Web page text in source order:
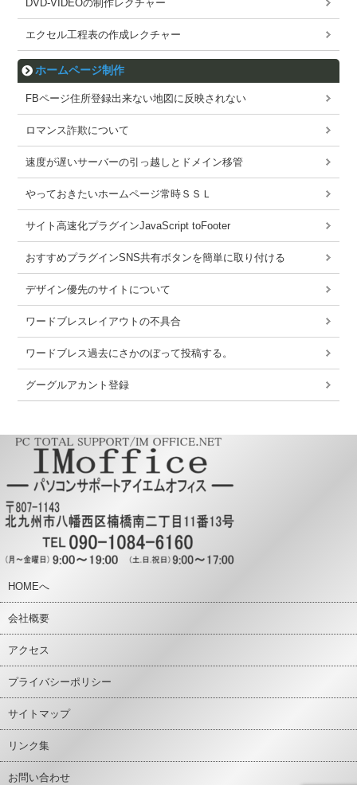
DVD-VIDEOの制作レクチャー
エクセル工程表の作成レクチャー
ホームページ制作
FBページ住所登録出来ない地図に反映されない
ロマンス詐欺について
速度が遅いサーバーの引っ越しとドメイン移管
やっておきたいホームページ常時ＳＳＬ
サイト高速化プラグインJavaScript toFooter
おすすめプラグインSNS共有ボタンを簡単に取り付ける
デザイン優先のサイトについて
ワードブレスレイアウトの不具合
ワードブレス過去にさかのぼって投稿する。
グーグルアカント登録
HOMEへ
会社概要
アクセス
プライバシーポリシー
サイトマップ
リンク集
お問い合わせ